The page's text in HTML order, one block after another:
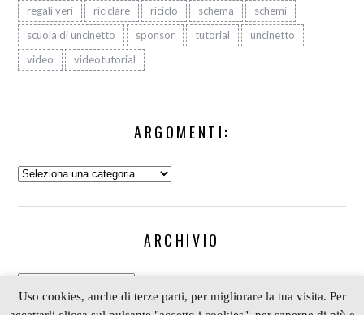
regali veri
riciclare riciclo schema
schemi
scuola di uncinetto
sponsor tutorial
uncinetto
video
videotutorial
ARGOMENTI:
Argomenti:
ARCHIVIO
Archivio
Uso cookies, anche di terze parti, per migliorare la tua visita. Per